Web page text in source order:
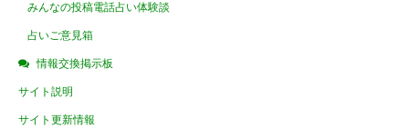
みんなの投稿電話占い体験談
占いご意見箱
情報交換掲示板
サイト説明
サイト更新情報